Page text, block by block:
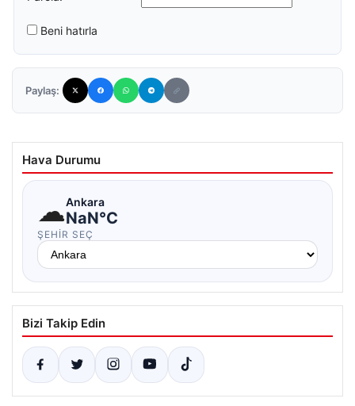
Beni hatırla
Paylaş:
Hava Durumu
☁Ankara
NaN°C
ŞEHIR SEÇ
Bizi Takip Edin